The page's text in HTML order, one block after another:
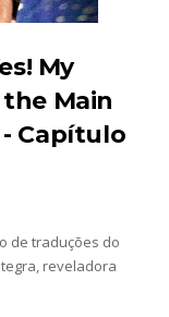
Chad Gable
Danhausen
o "Human
insólita
My
Main
Capítulo
de traduções do
reveladora